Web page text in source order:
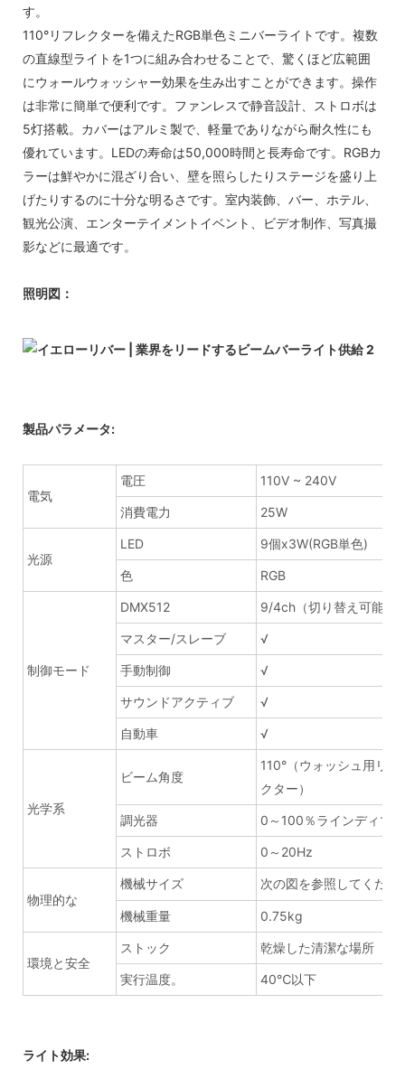
す。
110°リフレクターを備えたRGB単色ミニバーライトです。複数
の直線型ライトを1つに組み合わせることで、驚くほど広範囲
にウォールウォッシャー効果を生み出すことができます。操作
は非常に簡単で便利です。ファンレスで静音設計、ストロボは
5灯搭載。カバーはアルミ製で、軽量でありながら耐久性にも
優れています。LEDの寿命は50,000時間と長寿命です。RGBカ
ラーは鮮やかに混ざり合い、壁を照らしたりステージを盛り上
げたりするのに十分な明るさ​​です。室内装飾、バー、ホテル、
観光公演、エンターテイメントイベント、ビデオ制作、写真撮
影などに最適です。
照明図：
製品パラメータ:
電気
電圧 110V ~ 240V
消費電力 25W
光源
LED 9個x3W(RGB単色)
色 RGB
制御モード
DMX512 9/4ch（切り替え可能）
マスター/スレーブ √
手動制御 √
サウンドアクティブ √
自動車 √
光学系
ビーム角度
110°（ウォッシュ用リフ
クター）
調光器 0～100％ラインディマー
ストロボ 0～20Hz
物理的な
機械サイズ 次の図を参照してくださ
機械重量 0.75kg
環境と安全
ストック 乾燥した清潔な場所
実行温度。 40℃以下
ライト効果: